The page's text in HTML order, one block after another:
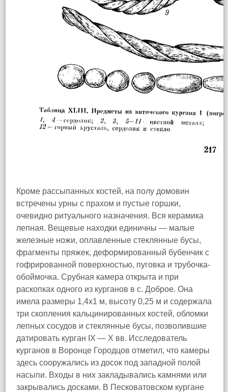
Кроме рассыпанных костей, на полу домовин
встречены урны с прахом и пустые горшки,
очевидно ритуального назначения. Вся керамика
лепная. Вещевые находки единичны — малые
железные ножи, оплавленные стеклянные бусы,
фрагменты пряжек, деформированный бубенчик с
гофрированной поверхностью, пуговка и трубочка-
обоймочка. Срубная камера открыта и при
раскопках одного из курганов в с. Доброе. Она
имела размеры 1,4х1 м, высоту 0,25 м и содержала
три скопления кальцинированных костей, обломки
лепных сосудов и стеклянные бусы, позволившие
датировать курган IX — X вв. Исследователь
курганов в Воронце Городцов отметил, что камеры
здесь сооружались из досок под западной полой
насыпи. Входы в них закладывались камнями или
закрывались досками. В Песковатовском кургане